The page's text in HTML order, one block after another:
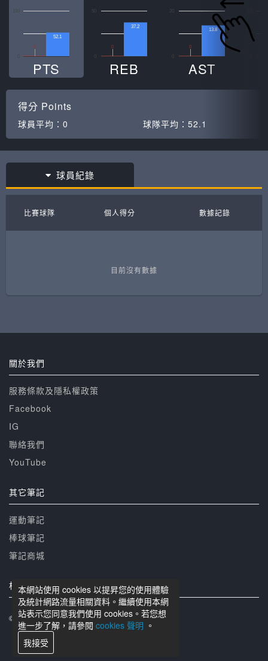
0
52.1
PTS
50
0
37.2
REB
20
0
13.8
AST
得分 Points
球員平均： 0 球隊平均： 52.1
球員紀錄
比賽球隊 個人得分 數據記錄
目前沒有數據
本網站使用 cookies 以提昇您的使用體驗
及統計網路流量相關資料。繼續使用本網
站表示您同意我們使用 cookies。若您想
進一步了解，請參閱 cookies 聲明 。
我接受
關於我們
服務條款及隱私權政策
Facebook
IG
聯絡我們
YouTube
其它筆記
運動筆記
棒球筆記
筆記商城
相關網站
© 籃球筆記 版權所有